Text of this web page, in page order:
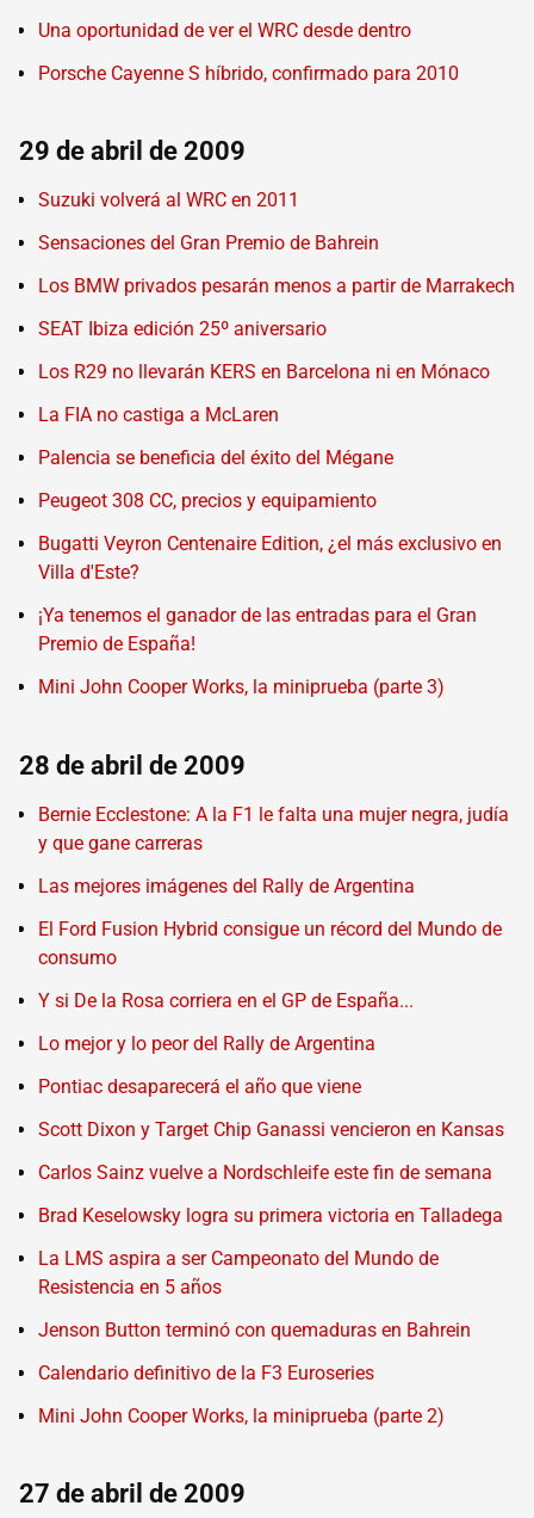
Una oportunidad de ver el WRC desde dentro
Porsche Cayenne S híbrido, confirmado para 2010
29 de abril de 2009
Suzuki volverá al WRC en 2011
Sensaciones del Gran Premio de Bahrein
Los BMW privados pesarán menos a partir de Marrakech
SEAT Ibiza edición 25º aniversario
Los R29 no llevarán KERS en Barcelona ni en Mónaco
La FIA no castiga a McLaren
Palencia se beneficia del éxito del Mégane
Peugeot 308 CC, precios y equipamiento
Bugatti Veyron Centenaire Edition, ¿el más exclusivo en
Villa d'Este?
¡Ya tenemos el ganador de las entradas para el Gran
Premio de España!
Mini John Cooper Works, la miniprueba (parte 3)
28 de abril de 2009
Bernie Ecclestone: A la F1 le falta una mujer negra, judía
y que gane carreras
Las mejores imágenes del Rally de Argentina
El Ford Fusion Hybrid consigue un récord del Mundo de
consumo
Y si De la Rosa corriera en el GP de España...
Lo mejor y lo peor del Rally de Argentina
Pontiac desaparecerá el año que viene
Scott Dixon y Target Chip Ganassi vencieron en Kansas
Carlos Sainz vuelve a Nordschleife este fin de semana
Brad Keselowsky logra su primera victoria en Talladega
La LMS aspira a ser Campeonato del Mundo de
Resistencia en 5 años
Jenson Button terminó con quemaduras en Bahrein
Calendario definitivo de la F3 Euroseries
Mini John Cooper Works, la miniprueba (parte 2)
27 de abril de 2009